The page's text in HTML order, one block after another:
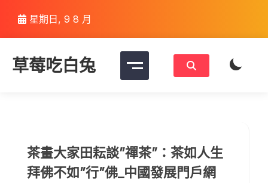
content
星期日, 9 8 月
草莓吃白兔
茶畫大家田耘談”禪茶”：茶如人生
拜佛不如”行”佛_中國發展門戶網